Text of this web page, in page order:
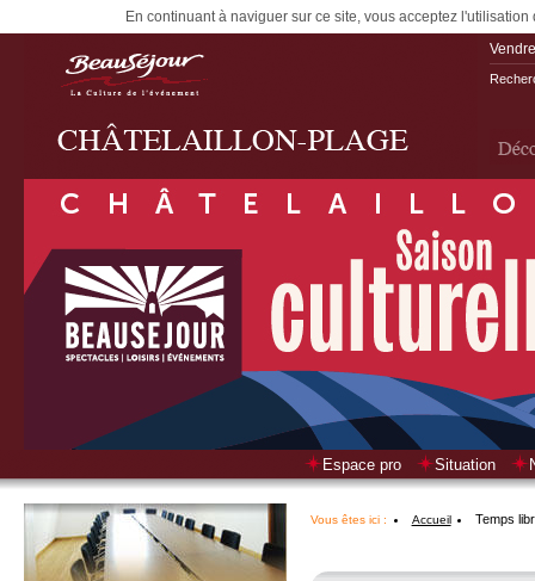
En continuant à naviguer sur ce site, vous acceptez
Espace pro Situation
Vous êtes ici : Accueil Temps